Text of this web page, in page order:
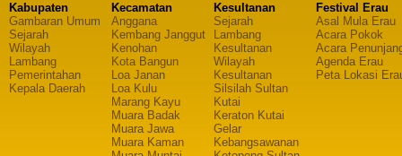
Kabupaten
Gambaran Umum
Sejarah
Wilayah
Lambang
Pemerintahan
Kepala Daerah
Kecamatan
Anggana
Kembang Janggut
Kenohan
Kota Bangun
Loa Janan
Loa Kulu
Marang Kayu
Muara Badak
Muara Jawa
Muara Kaman
Kesultanan
Sejarah
Lambang
Kesultanan
Wilayah
Kesultanan
Silsilah Sultan
Kutai
Keraton Kutai
Gelar
Kebangsawanan
Festival Erau
Asal Mula Erau
Acara Pokok
Acara
Agenda Erau
Peta Lokasi